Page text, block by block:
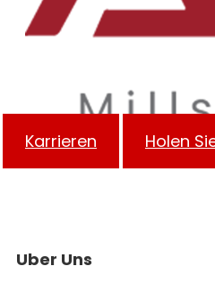
Karrieren Holen
Uber Uns